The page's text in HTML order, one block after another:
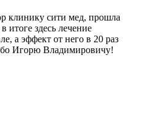
клинику сити мед, прошла
итоге здесь лечение
а эффект от него в 20 раз
Игорю Владимировичу!